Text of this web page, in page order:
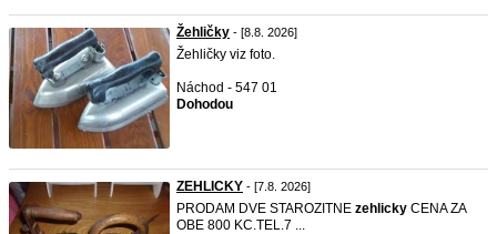
Žehličky - [8.8. 2026]
Žehličky viz foto.
Náchod - 547 01
Dohodou
ZEHLICKY - [7.8. 2026]
PRODAM DVE STAROZITNE zehlicky CENA ZA
OBE 800 KC.TEL.7 ...